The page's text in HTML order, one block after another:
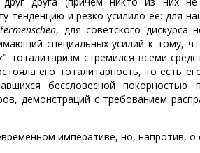
тенденцию и резко усилило ее: для
, для советского дискурса
специальных усилий к тому,
" тоталитаризм стремился всеми
его тоталитарность, то есть
бессловесной
демонстраций с требованием
императиве, но, напротив, о